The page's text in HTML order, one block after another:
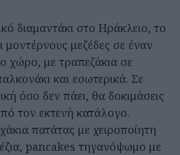
διαμαντάκι στο Ηράκλειο, το
μοντέρνους μεζέδες σε έναν
χώρο, με τραπεζάκια σε
και εσωτερικά. Σε
όσο δεν πάει, θα δοκιμάσεις
τον εκτενή κατάλογο.
πατάτας με χειροποίητη
pancakes τηγανόψωμο με